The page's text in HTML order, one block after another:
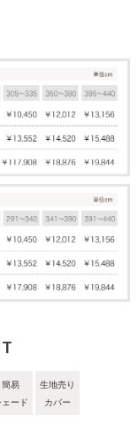
簡易
ェード
生地売り
カバー